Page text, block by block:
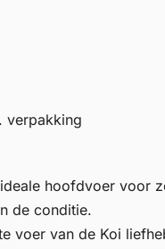
verpakking
hoofdvoer voor
de conditie.
voer van de Koi